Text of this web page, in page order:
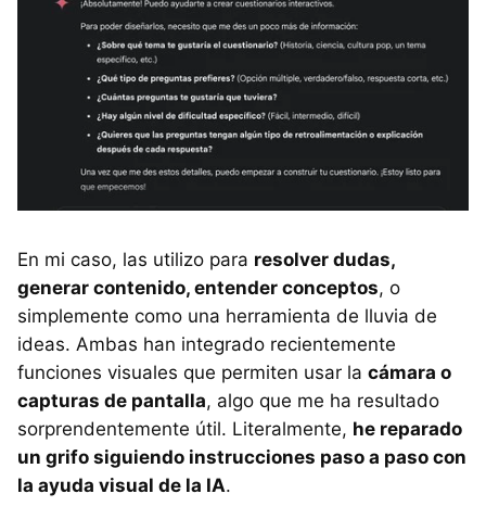
En mi caso, las utilizo para resolver dudas,
generar contenido, entender conceptos, o
simplemente como una herramienta de lluvia de
ideas. Ambas han integrado recientemente
funciones visuales que permiten usar la cámara o
capturas de pantalla, algo que me ha resultado
sorprendentemente útil. Literalmente, he reparado
un grifo siguiendo instrucciones paso a paso con
la ayuda visual de la IA.